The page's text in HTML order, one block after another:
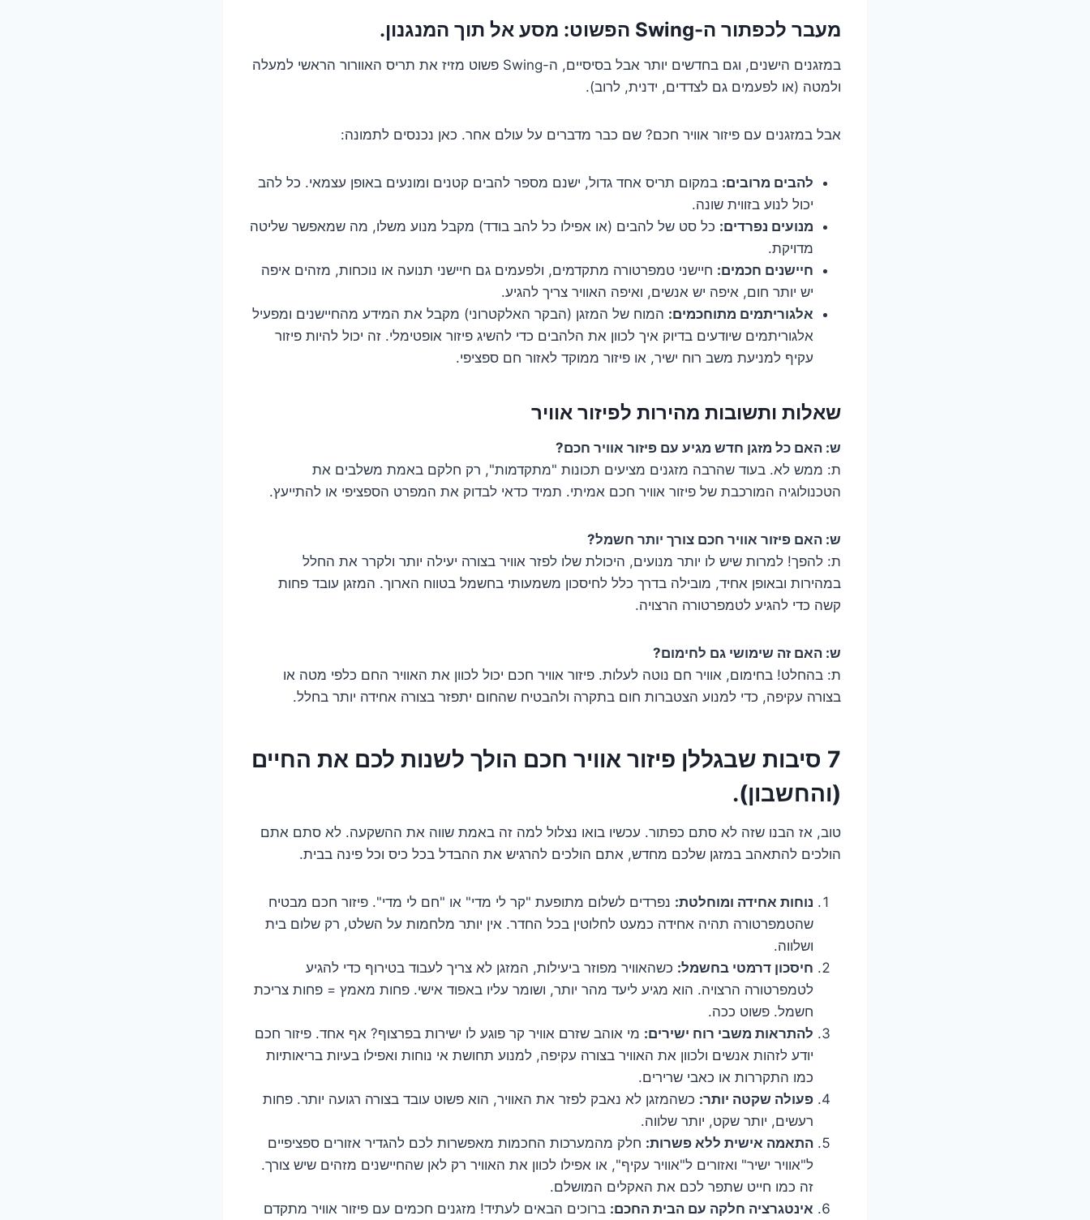
מעבר לכפתור ה-Swing הפשוט: מסע אל תוך המנגנון.
במזגנים הישנים, וגם בחדשים יותר אבל בסיסיים, ה-Swing פשוט מזיז את תריס האוורור הראשי למעלה
ולמטה (או לפעמים גם לצדדים, ידנית, לרוב).
אבל במזגנים עם פיזור אוויר חכם? שם כבר מדברים על עולם אחר. כאן נכנסים לתמונה:
להבים מרובים: במקום תריס אחד גדול, ישנם מספר להבים קטנים ומונעים באופן עצמאי. כל להב
יכול לנוע בזווית שונה.
מנועים נפרדים: כל סט של להבים (או אפילו כל להב בודד) מקבל מנוע משלו, מה שמאפשר שליטה
מדויקת.
חיישנים חכמים: חיישני טמפרטורה מתקדמים, ולפעמים גם חיישני תנועה או נוכחות, מזהים איפה
יש יותר חום, איפה יש אנשים, ואיפה האוויר צריך להגיע.
אלגוריתמים מתוחכמים: המוח של המזגן (הבקר האלקטרוני) מקבל את המידע מהחיישנים ומפעיל
אלגוריתמים שיודעים בדיוק איך לכוון את הלהבים כדי להשיג פיזור אופטימלי. זה יכול להיות פיזור
עקיף למניעת משב רוח ישיר, או פיזור ממוקד לאזור חם ספציפי.
שאלות ותשובות מהירות לפיזור אוויר
ש: האם כל מזגן חדש מגיע עם פיזור אוויר חכם?
ת: ממש לא. בעוד שהרבה מזגנים מציעים תכונות "מתקדמות", רק חלקם באמת משלבים את
הטכנולוגיה המורכבת של פיזור אוויר חכם אמיתי. תמיד כדאי לבדוק את המפרט הספציפי או להתייעץ.
ש: האם פיזור אוויר חכם צורך יותר חשמל?
ת: להפך! למרות שיש לו יותר מנועים, היכולת שלו לפזר אוויר בצורה יעילה יותר ולקרר את החלל
במהירות ובאופן אחיד, מובילה בדרך כלל לחיסכון משמעותי בחשמל בטווח הארוך. המזגן עובד פחות
קשה כדי להגיע לטמפרטורה הרצויה.
ש: האם זה שימושי גם לחימום?
ת: בהחלט! בחימום, אוויר חם נוטה לעלות. פיזור אוויר חכם יכול לכוון את האוויר החם כלפי מטה או
בצורה עקיפה, כדי למנוע הצטברות חום בתקרה ולהבטיח שהחום יתפזר בצורה אחידה יותר בחלל.
7 סיבות שבגללן פיזור אוויר חכם הולך לשנות לכם את החיים
(והחשבון).
טוב, אז הבנו שזה לא סתם כפתור. עכשיו בואו נצלול למה זה באמת שווה את ההשקעה. לא סתם אתם
הולכים להתאהב במזגן שלכם מחדש, אתם הולכים להרגיש את ההבדל בכל כיס וכל פינה בבית.
נוחות אחידה ומוחלטת: נפרדים לשלום מתופעת "קר לי מדי" או "חם לי מדי". פיזור חכם מבטיח
שהטמפרטורה תהיה אחידה כמעט לחלוטין בכל החדר. אין יותר מלחמות על השלט, רק שלום בית
ושלווה.
חיסכון דרמטי בחשמל: כשהאוויר מפוזר ביעילות, המזגן לא צריך לעבוד בטירוף כדי להגיע
לטמפרטורה הרצויה. הוא מגיע ליעד מהר יותר, ושומר עליו באפוד אישי. פחות מאמץ = פחות צריכת
חשמל. פשוט ככה.
להתראות משבי רוח ישירים: מי אוהב שזרם אוויר קר פוגע לו ישירות בפרצוף? אף אחד. פיזור חכם
יודע לזהות אנשים ולכוון את האוויר בצורה עקיפה, למנוע תחושת אי נוחות ואפילו בעיות בריאותיות
כמו התקררות או כאבי שרירים.
פעולה שקטה יותר: כשהמזגן לא נאבק לפזר את האוויר, הוא פשוט עובד בצורה רגועה יותר. פחות
רעשים, יותר שקט, יותר שלווה.
התאמה אישית ללא פשרות: חלק מהמערכות החכמות מאפשרות לכם להגדיר אזורים ספציפיים
ל"אוויר ישיר" ואזורים ל"אוויר עקיף", או אפילו לכוון את האוויר רק לאן שהחיישנים מזהים שיש צורך.
זה כמו חייט שתפר לכם את האקלים המושלם.
אינטגרציה חלקה עם הבית החכם: ברוכים הבאים לעתיד! מזגנים חכמים עם פיזור אוויר מתקדם